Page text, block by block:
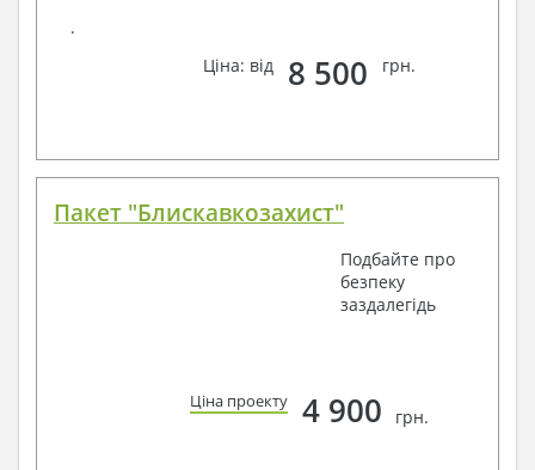
.
Ціна: від
8 500 грн.
Пакет "Блискавкозахист"
Подбайте про
безпеку
заздалегідь
Ціна проекту 4 900 грн.